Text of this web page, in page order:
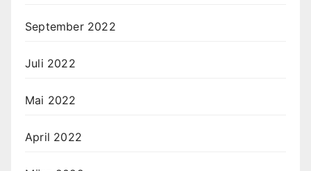
September 2022
Juli 2022
Mai 2022
April 2022